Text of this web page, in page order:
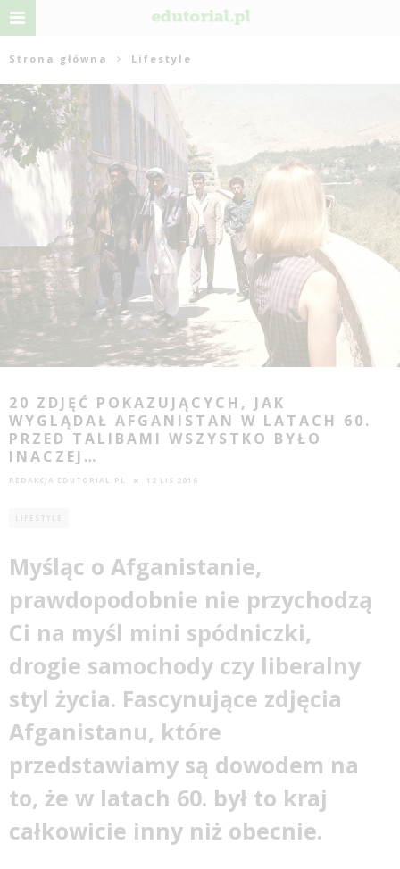
Strona główna Lifestyle
20 ZDJĘĆ POKAZUJĄCYCH, JAK
WYGLĄDAŁ AFGANISTAN W LATACH 60.
PRZED TALIBAMI WSZYSTKO BYŁO
INACZEJ…
REDAKCJA EDUTORIAL.PL 12 LIS 2016
LIFESTYLE
Myśląc o Afganistanie,
prawdopodobnie nie przychodzą
Ci na myśl mini spódniczki,
drogie samochody czy liberalny
styl życia. Fascynujące zdjęcia
Afganistanu, które
przedstawiamy są dowodem na
to, że w latach 60. był to kraj
całkowicie inny niż obecnie.